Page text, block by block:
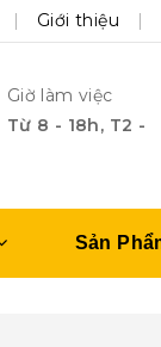
Giới thiệu
Giờ làm việc
Từ 8 - 18h, T2 -
Sản